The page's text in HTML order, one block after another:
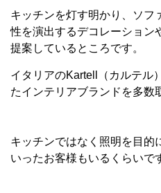
キッチンを灯す明かり、ソフ
性を演出するデコレーション
提案しているところです。
イタリアのKartell（カルテル
たインテリアブランドを多数
キッチンではなく照明を目的
いったお客様もいるくらいで